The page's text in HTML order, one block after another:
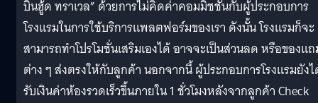
บินฮู้ด ทราเวล” ด้วยการไม่คิดค่าคอมมิชชันกับผู้ประกอบการ
โรงแรมในการใช้บริการแพลตฟอร์มของเรา ดังนั้น โรงแรมก็จะ
สามารถทำโปรโมชั่นเสริมเองได้ อาจจะเป็นส่วนลด หรือของแ
ต่าง ๆ ส่งตรงให้กับลูกค้า นอกจากนี้ ผู้ประกอบการโรงแรมยัง
รับเงินค่าห้องรวดเร็วขึ้นภายใน 1 ชั่วโมงหลังจากลูกค้า Check